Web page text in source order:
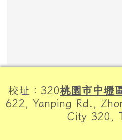
校址：320桃園市中壢
622, Yanping Rd.,
City 320,